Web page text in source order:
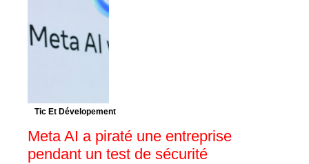
Tic Et Dévelopement
Meta AI a piraté une entreprise
pendant un test de sécurité